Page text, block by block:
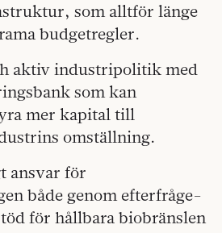
som alltför länge
budgetregler.
aktiv industripolitik med
som kan
mer kapital till
omställning.
ansvar för
både genom efterfråge-
för hållbara biobränslen